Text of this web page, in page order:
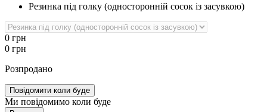
Резинка під голку (односторонній сосок із засувкою)
0 грн
0 грн
Розпродано
Повідомити коли буде
Ми повідомимо коли буде